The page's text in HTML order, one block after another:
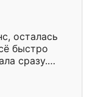
осталась
быстро
сразу.
к
Собрали